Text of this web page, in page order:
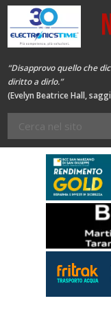
“Disapprovo quello che
diritto a dirlo.”
(Evelyn Beatrice Hall,